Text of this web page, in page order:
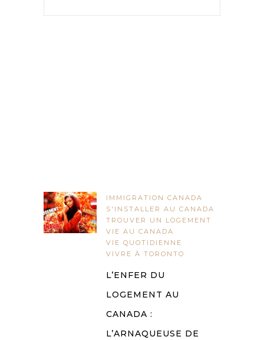
IMMIGRATION CANADA
S'INSTALLER AU CANADA
TROUVER UN LOGEMENT
VIE AU CANADA
VIE QUOTIDIENNE
VIVRE À TORONTO
L’ENFER DU
LOGEMENT AU
CANADA :
L’ARNAQUEUSE DE